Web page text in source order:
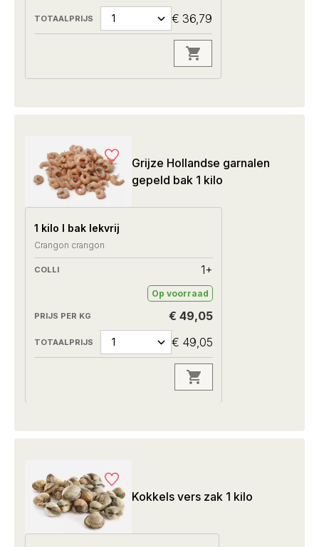
€ 36,79
Grijze Hollandse garnalen
gepeld bak 1 kilo
1 kilo I bak lekvrij
Crangon crangon
1+
Op voorraad
€ 49,05
€ 49,05
Kokkels vers zak 1 kilo